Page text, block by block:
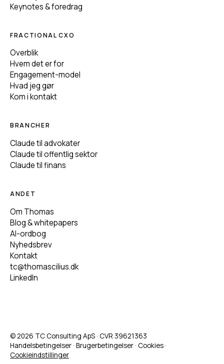
Keynotes & foredrag
FRACTIONAL CXO
Overblik
Hvem det er for
Engagement-model
Hvad jeg gør
Kom i kontakt
BRANCHER
Claude til advokater
Claude til offentlig sektor
Claude til finans
ANDET
Om Thomas
Blog & whitepapers
AI-ordbog
Nyhedsbrev
Kontakt
tc@thomascilius.dk
LinkedIn
© 2026 TC Consulting ApS · CVR 39621363
Handelsbetingelser · Brugerbetingelser · Cookies ·
Cookieindstillinger